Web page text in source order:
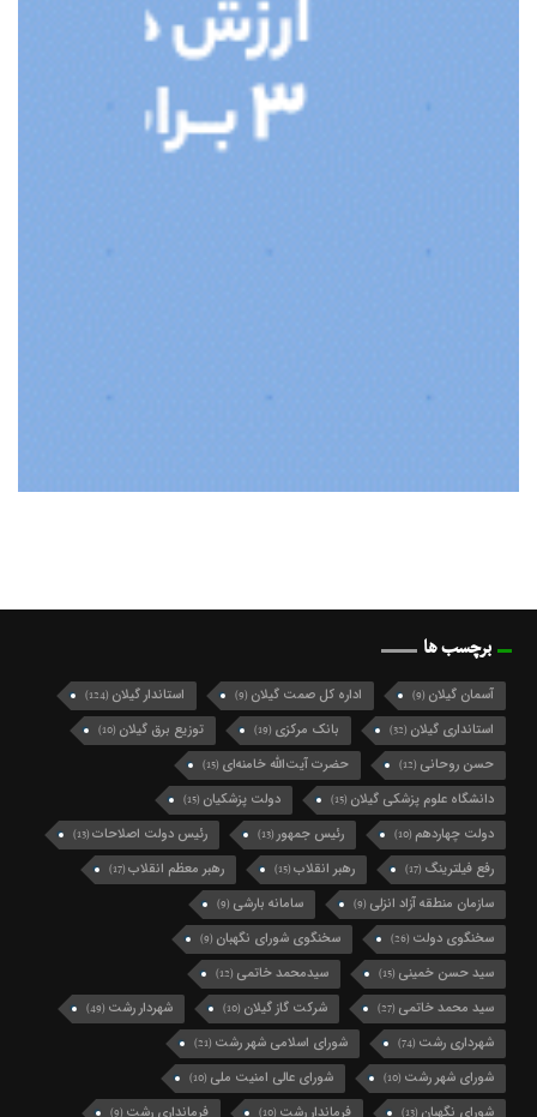
برچسب ها
آسمان گیلان (9) اداره کل صمت گیلان (9) استاندار گیلان (124)
استانداری گیلان (32) بانک مرکزی (19) توزیع برق گیلان (10)
حسن روحانی (12) حضرت آیت‌الله خامنه‌ای (15)
دانشگاه علوم پزشکی گیلان (15) دولت پزشکیان (15)
دولت چهاردهم (10) رئیس جمهور(13) رئیس دولت اصلاحات(13)
رفع فیلترینگ (17) رهبر انقلاب(15) رهبر معظم انقلاب(17)
سازمان منطقه آزاد انزلی (9) سامانه بارشی (9)
سخنگوی دولت (26) سخنگوی شورای نگهبان (9)
سید حسن خمینی (15) سیدمحمد خاتمی (12)
سید محمد خاتمی (27) شرکت گاز گیلان (10) شهردار رشت (49)
شهرداری رشت (74) شورای اسلامی شهر رشت (21)
شورای شهر رشت (10) شورای عالی امنیت ملی (10)
شورای نگهبان (13) فرماندار رشت (10) فرمانداری رشت (9)